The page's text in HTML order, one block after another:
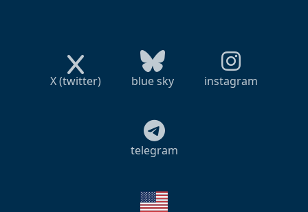
X (twitter) blue sky instagram
telegram